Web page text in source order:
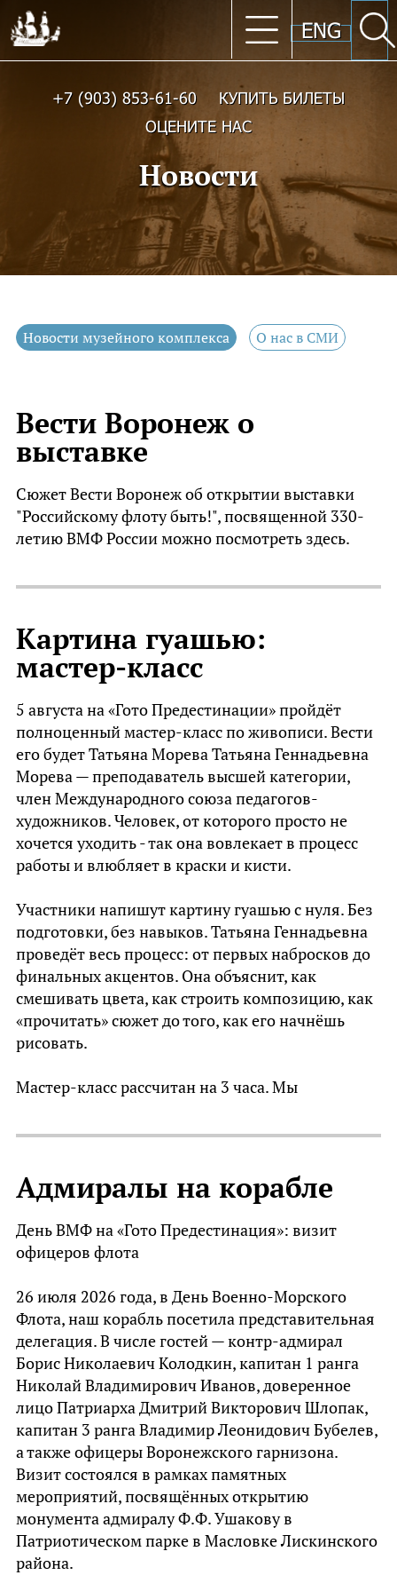
ENG
+7 (903) 853-61-60
КУПИТЬ БИЛЕТЫ
ОЦЕНИТЕ НАС
Новости
Новости музейного комплекса О нас в СМИ
Вести Воронеж о
выставке
Сюжет Вести Воронеж об открытии выставки
"Российскому флоту быть!", посвященной 330-
летию ВМФ России можно посмотреть здесь.
Картина гуашью:
мастер-класс
5 августа на «Гото Предестинации» пройдёт
полноценный мастер-класс по живописи. Вести
его будет Татьяна Морева Татьяна Геннадьевна
Морева — преподаватель высшей категории,
член Международного союза педагогов-
художников. Человек, от которого просто не
хочется уходить - так она вовлекает в процесс
работы и влюбляет в краски и кисти.
Участники напишут картину гуашью с нуля. Без
подготовки, без навыков. Татьяна Геннадьевна
проведёт весь процесс: от первых набросков до
финальных акцентов. Она объяснит, как
смешивать цвета, как строить композицию, как
«прочитать» сюжет до того, как его начнёшь
рисовать.
Мастер-класс рассчитан на 3 часа. Мы
преподаватель успел уделить внимание
Стоимость участия — 2000 рублей.
Да, для корабля это дорогой билет. Но если
посмотреть на рынок: мастер-классы по
живописи в Воронеже стоят от 1500 до 4000
рублей в зависимости от уровня педагога и
места проведения. Здесь вы получаете:
индивидуальный подход от преподавателя с
большим опытом,
работу в уникальном пространстве
исторического корабля,
готовую картину, которую вы создали сами.
Мы понимаем, что 2000 рублей — серьёзная
сумма для музея. И мы предлагаем это не как
развлечение на час, а как полноценное занятие,
после которого у вас останется не только
Адмиралы на корабле
День ВМФ на «Гото Предестинация»: визит
офицеров флота
26 июля 2026 года, в День Военно-Морского
Флота, наш корабль посетила представительная
делегация. В числе гостей — контр-адмирал
Борис Николаевич Колодкин, капитан 1 ранга
Николай Владимирович Иванов, доверенное
лицо Патриарха Дмитрий Викторович Шлопак,
капитан 3 ранга Владимир Леонидович Бубелев,
а также офицеры Воронежского гарнизона.
Визит состоялся в рамках памятных
мероприятий, посвящённых открытию
монумента адмиралу Ф.Ф. Ушакову в
Патриотическом парке в Масловке Лискинского
района.